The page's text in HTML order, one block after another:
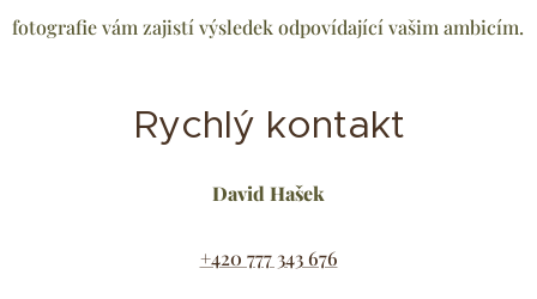
fotografie vám zajistí výsledek odpovídající vašim ambicím.
Rychlý kontakt
David Hašek
+420 777 343 676